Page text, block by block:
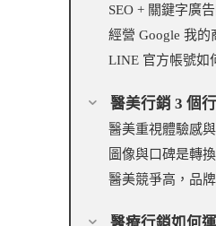
SEO + 關鍵字廣
經營 Google 我的
LINE 官方帳號如
醫美行銷 3 個
醫美重視體驗感
圖像與口碑是轉
醫美競爭高，品